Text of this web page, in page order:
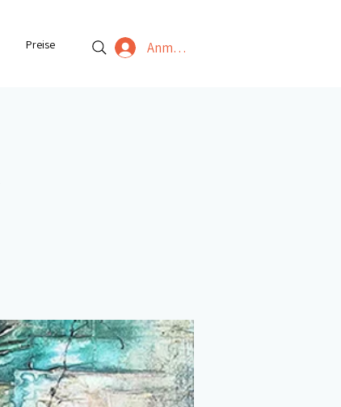
Preise Anmelden